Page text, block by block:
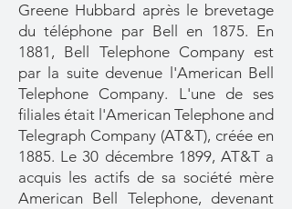
Greene Hubbard après le brevetage
du téléphone par Bell en 1875. En
1881, Bell Telephone Company est
par la suite devenue l'American Bell
Telephone Company. L'une de ses
filiales était l'American Telephone and
Telegraph Company (AT&T), créée en
1885. Le 30 décembre 1899, AT&T a
acquis les actifs de sa société mère
American Bell Telephone, devenant